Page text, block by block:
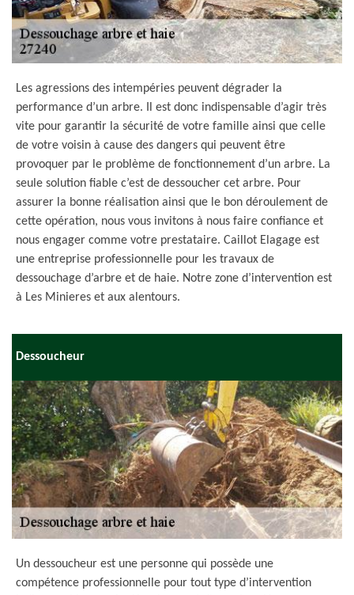
Les agressions des intempéries peuvent dégrader la
performance d’un arbre. Il est donc indispensable d’agir très
vite pour garantir la sécurité de votre famille ainsi que celle
de votre voisin à cause des dangers qui peuvent être
provoquer par le problème de fonctionnement d’un arbre. La
seule solution fiable c’est de dessoucher cet arbre. Pour
assurer la bonne réalisation ainsi que le bon déroulement de
cette opération, nous vous invitons à nous faire confiance et
nous engager comme votre prestataire. Caillot Elagage est
une entreprise professionnelle pour les travaux de
dessouchage d’arbre et de haie. Notre zone d’intervention est
à Les Minieres et aux alentours.
Dessoucheur
Un dessoucheur est une personne qui possède une
compétence professionnelle pour tout type d’intervention